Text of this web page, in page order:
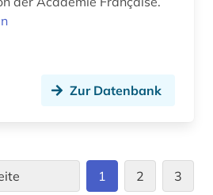
Zur Datenbank
1 2 3